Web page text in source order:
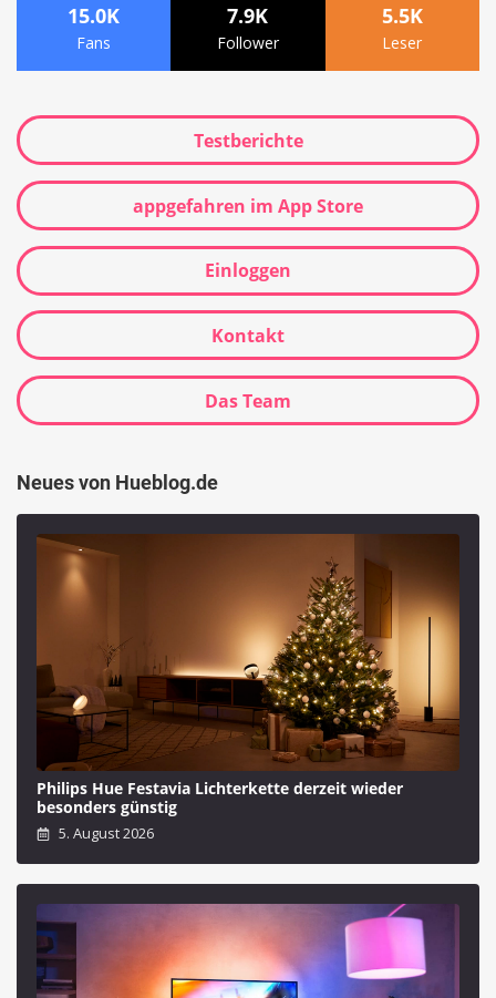
15.0K
Fans
7.9K
Follower
5.5K
Leser
Testberichte
appgefahren im App Store
Einloggen
Kontakt
Das Team
Neues von Hueblog.de
Philips Hue Festavia Lichterkette derzeit wieder
besonders günstig
5. August 2026